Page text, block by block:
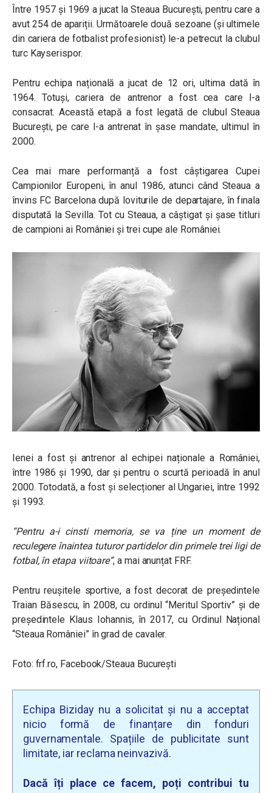
Între 1957 și 1969 a jucat la Steaua București, pentru care a
avut 254 de apariții. Următoarele două sezoane (și ultimele
din cariera de fotbalist profesionist) le-a petrecut la clubul
turc Kayserispor.
Pentru echipa națională a jucat de 12 ori, ultima dată în
1964. Totuși, cariera de antrenor a fost cea care l-a
consacrat. Această etapă a fost legată de clubul Steaua
București, pe care l-a antrenat în șase mandate, ultimul în
2000.
Cea mai mare performanță a fost câștigarea Cupei
Campionilor Europeni, în anul 1986, atunci când Steaua a
învins FC Barcelona după loviturile de departajare, în finala
disputată la Sevilla. Tot cu Steaua, a câștigat și șase titluri
de campioni ai României și trei cupe ale României.
Ienei a fost și antrenor al echipei naționale a României,
între 1986 și 1990, dar și pentru o scurtă perioadă în anul
2000. Totodată, a fost și selecționer al Ungariei, între 1992
și 1993.
“Pentru a-i cinsti memoria, se va ține un moment de
reculegere înaintea tuturor partidelor din primele trei ligi de
fotbal, în etapa viitoare”, a mai anunțat FRF.
Pentru reușitele sportive, a fost decorat de președintele
Traian Băsescu, în 2008, cu ordinul “Meritul Sportiv” și de
președintele Klaus Iohannis, în 2017, cu Ordinul Național
“Steaua României” în grad de cavaler.
Foto: frf.ro, Facebook/Steaua București
Echipa Biziday nu a solicitat și nu a acceptat
nicio formă de finanțare din fonduri
guvernamentale. Spațiile de publicitate sunt
limitate, iar reclama neinvazivă.
Dacă îți place ce facem, poți contribui tu